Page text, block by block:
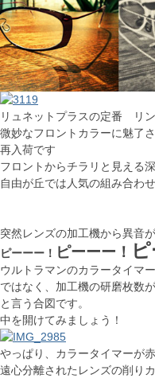
リュネットプラスの定番 リン
微妙なフロントカラーに魅了
再入荷です
フロントからチラリと見える
自由が丘では人気の組み合わせ
突然レンズの加工機から異音
ピーーー！ ピーーー！
ウルトラマンのカラータイマー
ではなく、加工機の研磨枚数
と言う合図です。
中を開けてみましょう！
やっぱり、カラータイマーが
遠心分離されたレンズの削り